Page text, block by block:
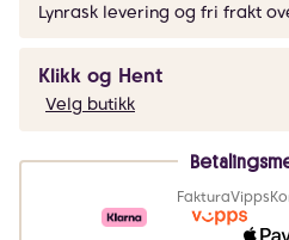
Lynrask levering og fri frakt
Klikk og Hent
Velg butikk
FakturaVipps